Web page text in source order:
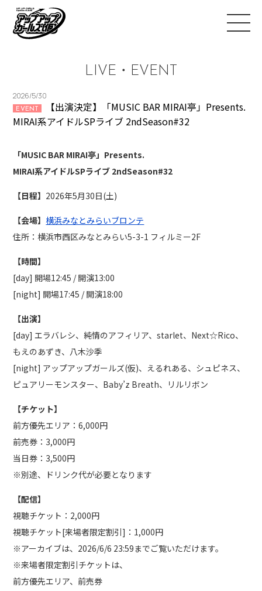
LIVE・EVENT
2026/5/30
EVENT
【出演決定】「MUSIC BAR MIRAI亭」Presents.
MIRAI系アイドルSPライブ 2ndSeason#32
「MUSIC BAR MIRAI亭」Presents.
MIRAI系アイドルSPライブ 2ndSeason#32
【日程】 2026年5月30日(土)
【会場】横浜みなとみらいブロンテ
住所：横浜市西区みなとみらい5-3-1 フィルミー2F
【時間】
[day] 開場12:45 / 開演13:00
[night] 開場17:45 / 開演18:00
【出演】
[day] エラバレシ、純情のアフィリア、starlet、Next☆Rico、
もえのあずき、八木沙季
[night] アップアップガールズ(仮)、えるれある、シュピネス、
ピュアリーモンスター、Baby’z Breath、リルリボン
【チケット】
前方優先エリア：6,000円
前売券：3,000円
当日券：3,500円
※別途、ドリンク代が必要となります
【配信】
視聴チケット：2,000円
視聴チケット[来場者限定割引]：1,000円
※アーカイブは、2026/6/6 23:59までご覧いただけます。
※来場者限定割引チケットは、
前方優先エリア、前売券